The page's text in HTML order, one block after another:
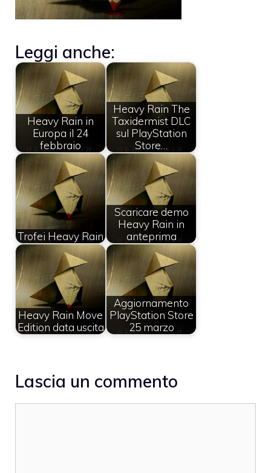
Leggi anche:
Heavy Rain in
Europa il 24
febbraio
Heavy Rain The
Taxidermist DLC
sul PlayStation
Store…
Trofei Heavy Rain
Scaricare demo
Heavy Rain in
anteprima
Heavy Rain Move
Edition data uscita
Aggiornamento
PlayStation Store
25 marzo
Lascia un commento